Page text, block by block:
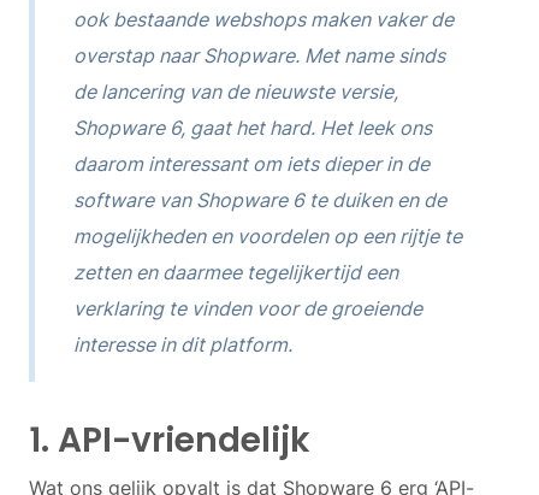
ook bestaande webshops maken vaker de
overstap naar Shopware. Met name sinds
de lancering van de nieuwste versie,
Shopware 6, gaat het hard. Het leek ons
daarom interessant om iets dieper in de
software van Shopware 6 te duiken en de
mogelijkheden en voordelen op een rijtje te
zetten en daarmee tegelijkertijd een
verklaring te vinden voor de groeiende
interesse in dit platform.
1. API-vriendelijk
Wat ons gelijk opvalt is dat Shopware 6 erg ‘API-